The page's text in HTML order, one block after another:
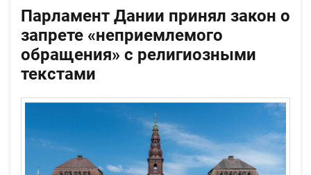
Парламент Дании принял закон о
запрете «неприемлемого
обращения» с религиозными
текстами